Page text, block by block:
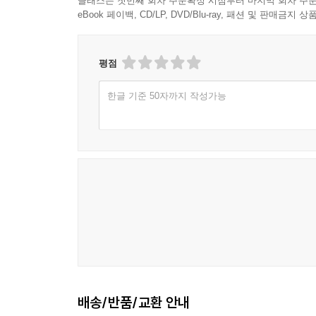
eBook 페이백, CD/LP, DVD/Blu-ray, 패션 및 판매금지 상
평점
한글 기준 50자까지 작성가능
배송/반품/교환 안내